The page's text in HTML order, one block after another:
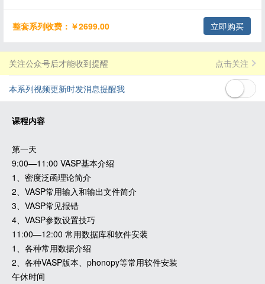
整套系列收费：￥2699.00 立即购买
关注公众号后才能收到提醒 点击关注
本系列视频更新时发消息提醒我
课程内容
第一天
9:00—11:00 VASP基本介绍
1、密度泛函理论简介
2、VASP常用输入和输出文件简介
3、VASP常见报错
4、VASP参数设置技巧
11:00—12:00 常用数据库和软件安装
1、各种常用数据介绍
2、各种VASP版本、phonopy等常用软件安装
午休时间